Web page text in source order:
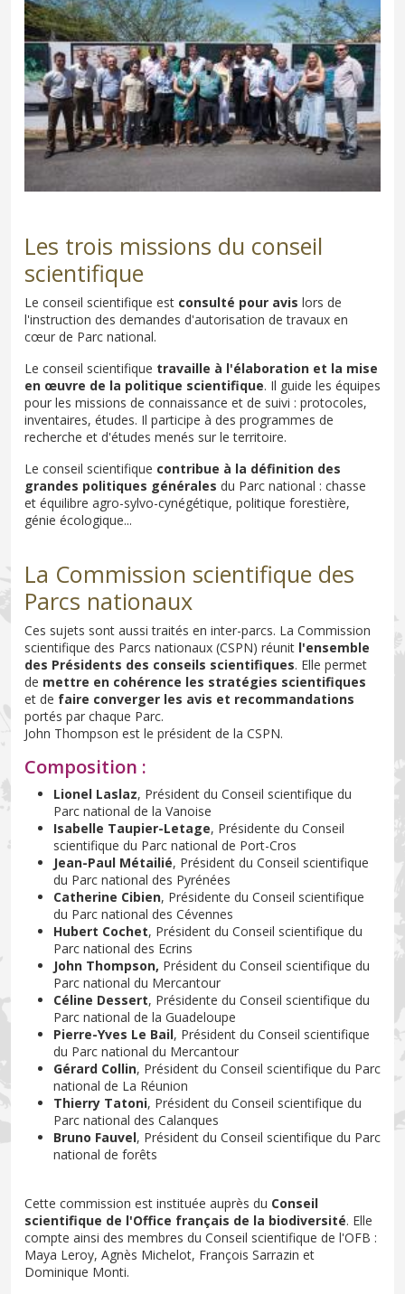
Les trois missions du conseil
scientifique
Le conseil scientifique est consulté pour avis lors de
l'instruction des demandes d'autorisation de travaux en
cœur de Parc national.
Le conseil scientifique travaille à l'élaboration et la mise
en œuvre de la politique scientifique. Il guide les équipes
pour les missions de connaissance et de suivi : protocoles,
inventaires, études. Il participe à des programmes de
recherche et d'études menés sur le territoire.
Le conseil scientifique contribue à la définition des
grandes politiques générales du Parc national : chasse
et équilibre agro-sylvo-cynégétique, politique forestière,
génie écologique...
La Commission scientifique des
Parcs nationaux
Ces sujets sont aussi traités en inter-parcs. La Commission
scientifique des Parcs nationaux (CSPN) réunit l'ensemble
des Présidents des conseils scientifiques. Elle permet
de mettre en cohérence les stratégies scientifiques
et de faire converger les avis et recommandations
portés par chaque Parc.
John Thompson est le président de la CSPN.
Composition :
Lionel Laslaz, Président du Conseil scientifique du
Parc national de la Vanoise
Isabelle Taupier-Letage, Présidente du Conseil
scientifique du Parc national de Port-Cros
Jean-Paul Métailié, Président du Conseil scientifique
du Parc national des Pyrénées
Catherine Cibien, Présidente du Conseil scientifique
du Parc national des Cévennes
Hubert Cochet, Président du Conseil scientifique du
Parc national des Ecrins
John Thompson, Président du Conseil scientifique du
Parc national du Mercantour
Céline Dessert, Présidente du Conseil scientifique du
Parc national de la Guadeloupe
Pierre-Yves Le Bail, Président du Conseil scientifique
du Parc national du Mercantour
Gérard Collin, Président du Conseil scientifique du Parc
national de La Réunion
Thierry Tatoni, Président du Conseil scientifique du
Parc national des Calanques
Bruno Fauvel, Président du Conseil scientifique du Parc
national de forêts
Cette commission est instituée auprès du Conseil
scientifique de l'Office français de la biodiversité. Elle
compte ainsi des membres du Conseil scientifique de l'OFB :
Maya Leroy, Agnès Michelot, François Sarrazin et
Dominique Monti.